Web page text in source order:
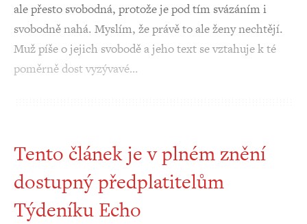
ale přesto svobodná, protože je pod tím svázáním i
svobodně nahá. Myslím, že právě to ale ženy nechtějí.
Muž píše o jejich svobodě a jeho text se vztahuje k té
poměrně dost vyzývavé…
Tento článek je v plném znění
dostupný předplatitelům
Týdeníku Echo